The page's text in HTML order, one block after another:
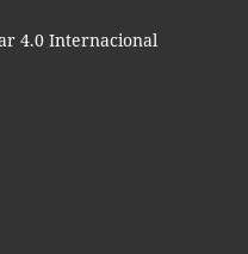
4.0 Internacional